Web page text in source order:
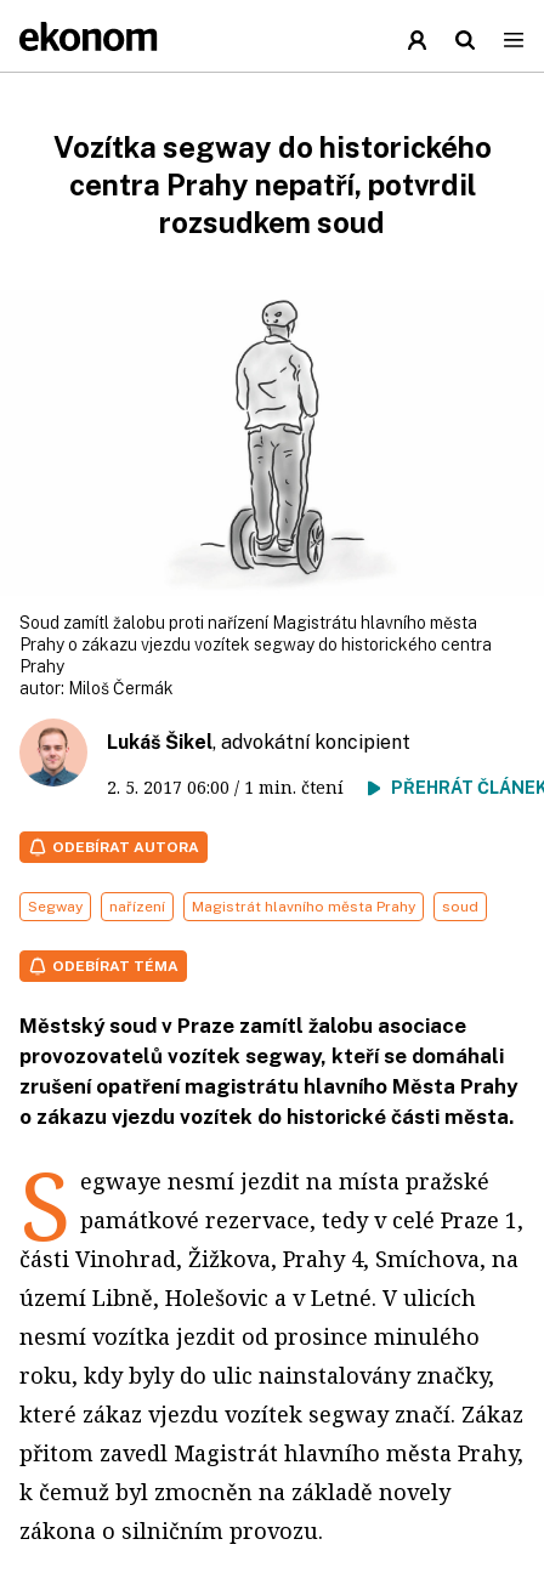
Vozítka segway do historického
centra Prahy nepatří, potvrdil
rozsudkem soud
Soud zamítl žalobu proti nařízení Magistrátu hlavního města
Prahy o zákazu vjezdu vozítek segway do historického centra
Prahy
autor: Miloš Čermák
Lukáš Šikel, advokátní koncipient
2. 5. 2017 06:00 / 1 min. čtení PŘEHRÁT
ODEBÍRAT AUTORA
Segway nařízení Magistrát hlavního města Prahy soud
ODEBÍRAT TÉMA
Městský soud v Praze zamítl žalobu asociace
provozovatelů vozítek segway, kteří se domáhali
zrušení opatření magistrátu hlavního Města Prahy
o zákazu vjezdu vozítek do historické části města.
S egwaye nesmí jezdit na místa pražské
památkové rezervace, tedy v celé Praze 1,
části Vinohrad, Žižkova, Prahy 4, Smíchova, na
území Libně, Holešovic a v Letné. V ulicích
nesmí vozítka jezdit od prosince minulého
roku, kdy byly do ulic nainstalovány značky,
které zákaz vjezdu vozítek segway značí. Zákaz
přitom zavedl Magistrát hlavního města Prahy,
k čemuž byl zmocněn na základě novely
zákona o silničním provozu.